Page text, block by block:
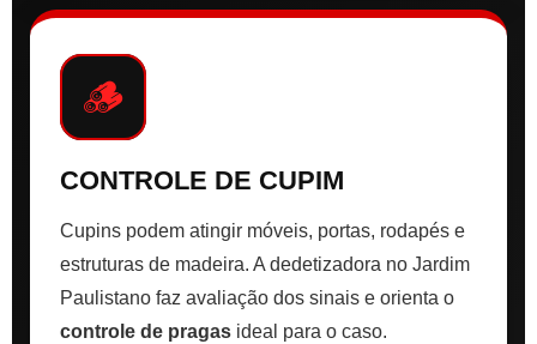
🪵
CONTROLE DE CUPIM
Cupins podem atingir móveis, portas, rodapés e
estruturas de madeira. A dedetizadora no Jardim
Paulistano faz avaliação dos sinais e orienta o
controle de pragas ideal para o caso.